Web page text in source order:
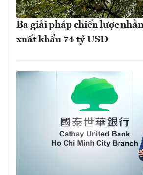
Ba giải pháp chiến lược
xuất khẩu 74 tỷ USD